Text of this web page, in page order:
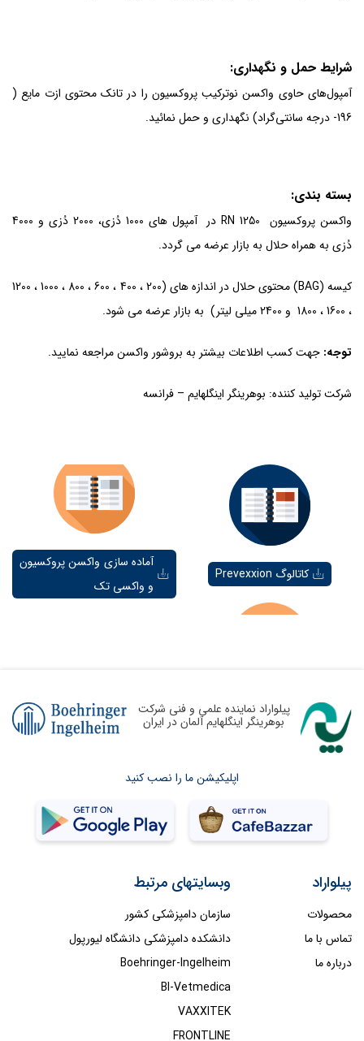
شرایط حمل و نگهداری:
آمپول‌های حاوی واکسن نوترکیب پروکسیون را در تانک محتوی ازت مایع (
196- درجه سانتی‌گراد) نگهداری و حمل نمائید.
بسته بندی:
واکسن پروکسیون RN 1250 در آمپول های 1000 دُزی، 2000 دُزی و 4000
دُزی به همراه حلال به بازار عرضه می گردد.
کیسه (BAG) محتوی حلال در اندازه های (200 ، 400 ، 600 ، 800 ، 1000 ، 1200
، 1600 ، 1800 و 2400 میلی لیتر) به بازار عرضه می شود.
توجه: جهت کسب اطلاعات بیشتر به بروشور واکسن مراجعه نمایید.
شرکت تولید کننده: بوهرینگر اینگلهایم – فرانسه
کاتالوگ Prevexxion
آماده سازی واکسن پروکسیون
و واکسی تک
پیلواراد نماینده علمی و فنی شرکت
بوهرینگر اینگلهایم آلمان در ایران
اپلیکیشن ما را نصب کنید
پیلواراد
محصولات
تماس با ما
درباره ما
وبسایتهای مرتبط
سازمان دامپزشکی کشور
دانشکده دامپزشکی دانشگاه لیورپول
Boehringer-Ingelheim
BI-Vetmedica
VAXXITEK
FRONTLINE